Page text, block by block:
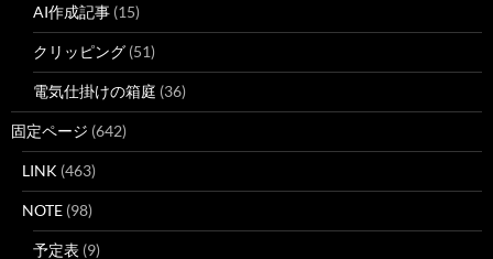
AI作成記事 (15)
クリッピング (51)
電気仕掛けの箱庭 (36)
固定ページ (642)
LINK (463)
NOTE (98)
予定表 (9)